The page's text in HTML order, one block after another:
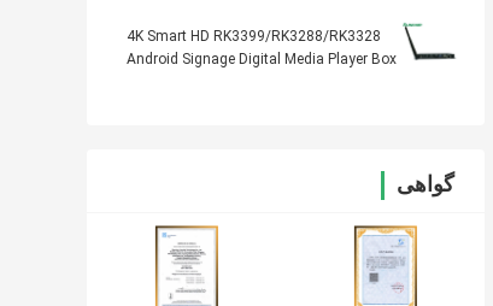
4K Smart HD RK3399/RK3288/RK3328
Android Signage Digital Media Player Box
گواهی